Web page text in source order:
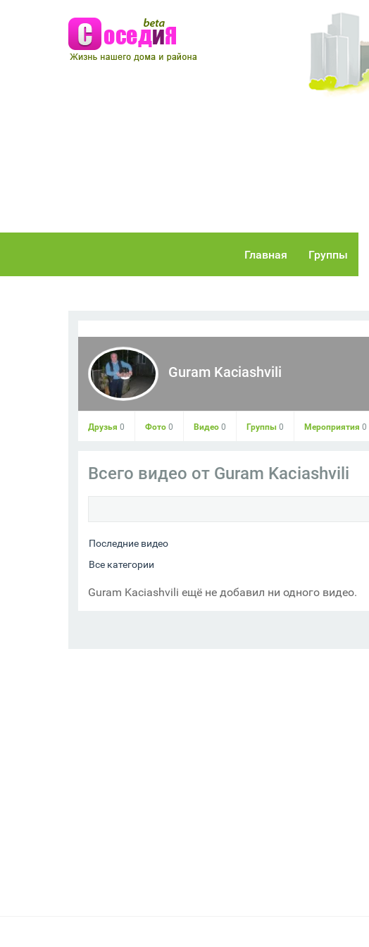
Главная Группы
Guram Kaciashvili
Guram Kaciashvili
Перейти в профиль
Друзья 0 Фото 0 Видео 0 Группы 0 Мероприятия 0
Всего видео от Guram Kaciashvili
Guram Kaciashvili ещё не добавил ни одного видео.